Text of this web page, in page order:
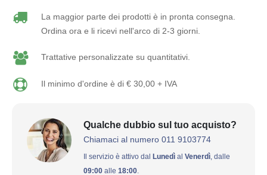
La maggior parte dei prodotti è in pronta consegna.
Ordina ora e li ricevi nell'arco di 2-3 giorni.
Trattative personalizzate su quantitativi.
Il minimo d'ordine è di € 30,00 + IVA
Qualche dubbio sul tuo acquisto?
Chiamaci al numero 011 9103774
Il servizio è attivo dal Lunedì al Venerdì , dalle
09:00 alle 18:00